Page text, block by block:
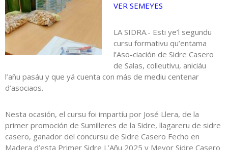
VER SEMEYES
LA SIDRA.- Esti ye’l segundu
cursu formativu qu’entama
l’Aso-ciación de Sidre Casero
de Salas, colleutivu, aniciáu
l’añu pasáu y que yá cuenta con más de mediu centenar
d’asociaos.
Nesta ocasión, el cursu foi impartíu por José Llera, de la
primer promoción de Sumilleres de la Sidre, llagareru de sidre
casero, ganador del concursu de Sidre Casero Fecho en
Madera d’esta Primer Sidre L’Añu 2025 y Meyor Sidre Casero